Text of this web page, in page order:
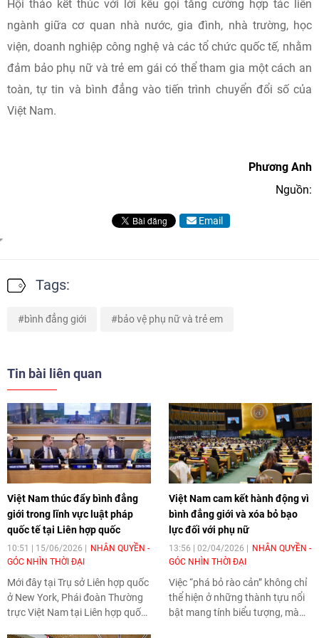
Hội thảo kết thúc với lời kêu gọi tăng cường hợp tác liên
ngành giữa cơ quan nhà nước, gia đình, nhà trường, học
viện, doanh nghiệp công nghệ và các tổ chức quốc tế, nhằm
đảm bảo phụ nữ và trẻ em gái có thể tham gia một cách an
toàn, tự tin và bình đẳng vào tiến trình chuyển đổi số của
Việt Nam.
Phương Anh
Nguồn:
Email
Tags:
bình đẳng giới bảo vệ phụ nữ và trẻ em
Tin bài liên quan
Việt Nam thúc đẩy bình đẳng
giới trong lĩnh vực luật pháp
quốc tế tại Liên hợp quốc
10:51 | 15/06/2026
NHÂN QUYỀN -
GÓC NHÌN THỜI ĐẠI
Mới đây tại Trụ sở Liên hợp quốc
ở New York, Phái đoàn Thường
trực Việt Nam tại Liên hợp quốc
Việt Nam cam kết hành động vì
bình đẳng giới và xóa bỏ bạo
lực đối với phụ nữ
13:56 | 02/04/2026
NHÂN QUYỀN -
GÓC NHÌN THỜI ĐẠI
Việc “phá bỏ rào cản” không chỉ
thể hiện ở những thành tựu nổi
bật mang tính biểu tượng, mà